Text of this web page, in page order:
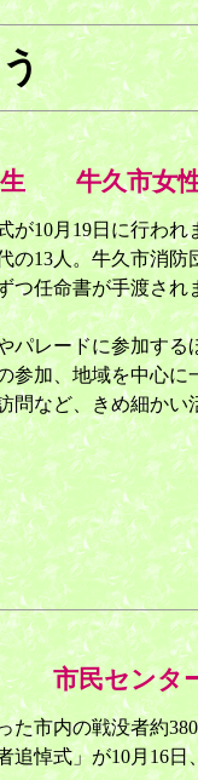
生 牛久市女
10月19日に行われ
の13人。牛久市消防
つ任命書が手渡され
レードに参加する
参加、地域を中心に
問など、きめ細かい
市民センタ
市内の戦没者約
追悼式」が10月16日